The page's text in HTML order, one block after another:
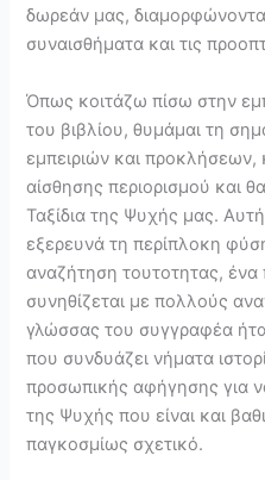
δωρεάν μας,
συναισθήματα και τις
Όπως κοιτάζω πίσω στην
του βιβλίου, θυμάμαι τη
εμπειριών και προκλήσεων,
αίσθησης περιορισμού και
Ταξίδια της Ψυχής μας.
εξερευνά τη περίπλοκη
αναζήτηση τουτοτητας,
συνηθίζεται με πολλούς
γλώσσας του συγγραφέα
που συνδυάζει νήματα
προσωπικής αφήγησης για
της Ψυχής που είναι και
παγκοσμίως σχετικό.